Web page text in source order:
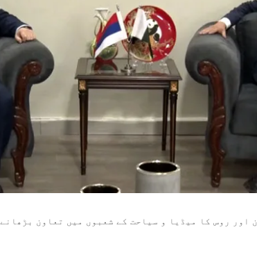
اور روس کا میڈیا و سیاحت کے شعبوں میں تعاون